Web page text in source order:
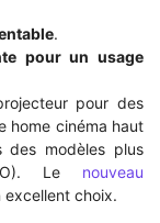
.
pour un usage
pour des
home cinéma haut
modèles plus
Le nouveau
excellent choix.